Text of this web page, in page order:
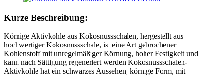
Kurze Beschreibung:
Körnige Aktivkohle aus Kokosnussschalen, hergestellt aus
hochwertiger Kokosnussschale, ist eine Art gebrochener
Kohlenstoff mit unregelmäßiger Körnung, hoher Festigkeit und
kann nach Sättigung regeneriert werden.Kokosnussschalen-
Aktivkohle hat ein schwarzes Aussehen, körnige Form, mit